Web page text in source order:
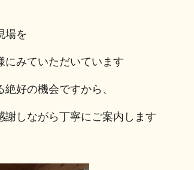
場を
にみていただいています
好の機会ですから、
謝しながら丁寧にご案内します